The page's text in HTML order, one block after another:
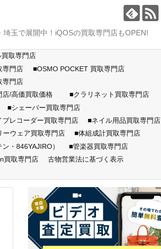
玉で展開中！iQOSの買取専門店もOPEN!
取専門店
専門店
■OSMO POCKET 買取専門店
専門店
店/高価買取価格
■クラリネット買取専門店
■シェーバー買取専門店
ブレコーダー買取専門店
■ネイル用品買取専門店
ーウェア買取専門店
■体組成計買取専門店
・846YAJIRO）
■管楽器買取専門店
買取専門店
古物営業法に基づく表示